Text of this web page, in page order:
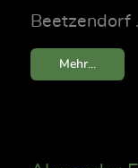
Beetzendorf .
Mehr...